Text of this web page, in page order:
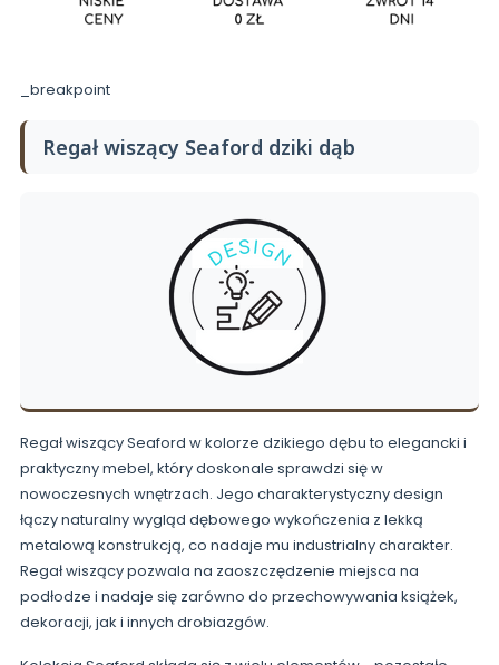
_breakpoint
Regał wiszący Seaford dziki dąb
Regał wiszący Seaford w kolorze dzikiego dębu to elegancki i
praktyczny mebel, który doskonale sprawdzi się w
nowoczesnych wnętrzach. Jego charakterystyczny design
łączy naturalny wygląd dębowego wykończenia z lekką
metalową konstrukcją, co nadaje mu industrialny charakter.
Regał wiszący pozwala na zaoszczędzenie miejsca na
podłodze i nadaje się zarówno do przechowywania książek,
dekoracji, jak i innych drobiazgów.